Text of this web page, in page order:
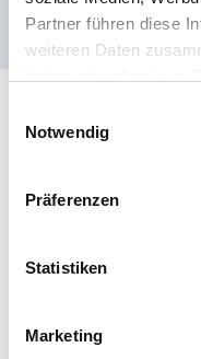
Partner führen diese
weiteren Daten
Notwendig
Präferenzen
Statistiken
Marketing
Spezifikationen
Mounting and